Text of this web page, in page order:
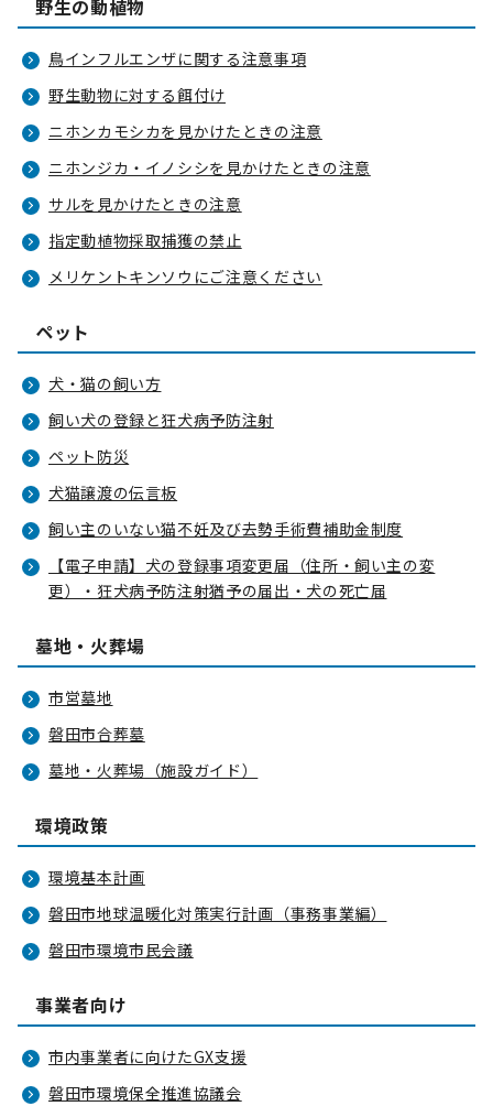
野生の動植物
鳥インフルエンザに関する注意事項
野生動物に対する餌付け
ニホンカモシカを見かけたときの注意
ニホンジカ・イノシシを見かけたときの注意
サルを見かけたときの注意
指定動植物採取捕獲の禁止
メリケントキンソウにご注意ください
ペット
犬・猫の飼い方
飼い犬の登録と狂犬病予防注射
ペット防災
犬猫譲渡の伝言板
飼い主のいない猫不妊及び去勢手術費補助金制度
【電子申請】犬の登録事項変更届（住所・飼い主の変
更）・狂犬病予防注射猶予の届出・犬の死亡届
墓地・火葬場
市営墓地
磐田市合葬墓
墓地・火葬場（施設ガイド）
環境政策
環境基本計画
磐田市地球温暖化対策実行計画（事務事業編）
磐田市環境市民会議
事業者向け
市内事業者に向けたGX支援
磐田市環境保全推進協議会